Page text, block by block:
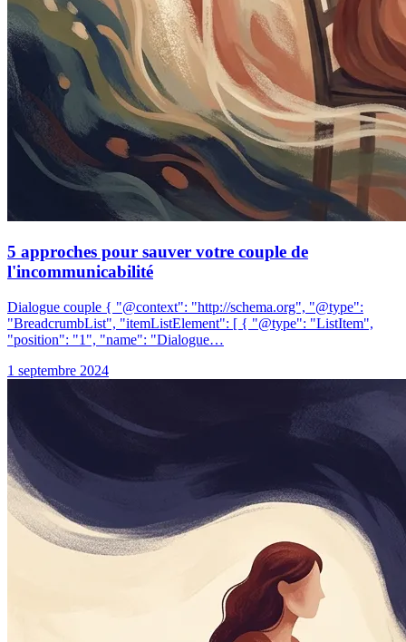
5 approches pour sauver votre couple de
l'incommunicabilité
Dialogue couple { "@context": "http://schema.org", "@type":
"BreadcrumbList", "itemListElement": [ { "@type": "ListItem",
"position": "1", "name": "Dialogue…
1 septembre 2024